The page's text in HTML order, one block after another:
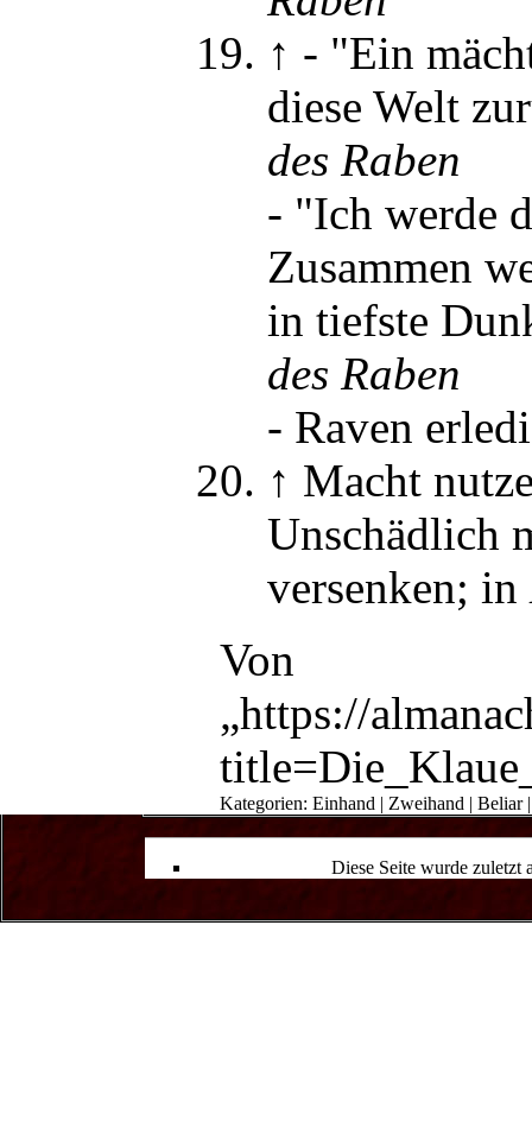
↑ - "Ein
diese Welt
des Raben
- "Ich werde
Zusammen
in tiefste
des Raben
- Raven
↑ Macht
Unschädlich
versenken; in
Von
„https://
Kategorien: Einhand | Zweihand | Beliar
Diese Seite wurde zuletzt